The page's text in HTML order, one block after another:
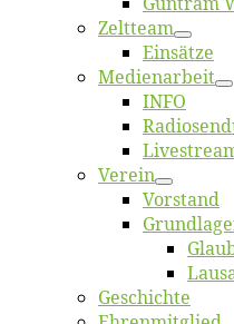
Zelt­team
Ein­sät­ze
Me­di­en­ar­beit
INFO
Ver­ein
Vor­stand
Ge­schich­te